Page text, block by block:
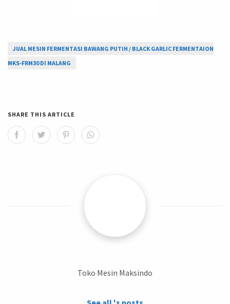
JUAL MESIN FERMENTASI BAWANG PUTIH / BLACK GARLIC FERMENTAION
MKS-FRM30 DI MALANG
SHARE THIS ARTICLE
Toko Mesin Maksindo